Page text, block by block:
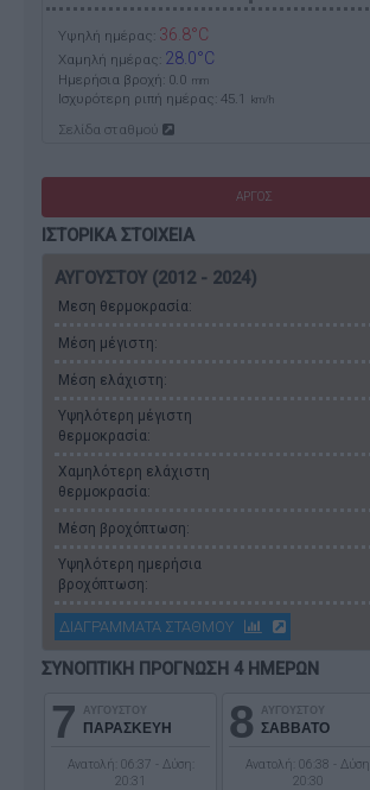
Υψηλή ημέρας: 36.8°C
Χαμηλή ημέρας: 28.0°C
Ημερήσια βροχή: 0.0 mm
Ισχυρότερη ριπή ημέρας: 45.1 km/h
Σελίδα σταθμού
ΑΡΓΟΣ
ΙΣΤΟΡΙΚΑ ΣΤΟΙΧΕΙΑ
ΑΥΓΟΥΣΤΟΥ (2012 - 2024)
Μεση θερμοκρασία:
Μέση μέγιστη:
Μέση ελάχιστη:
Υψηλότερη μέγιστη
θερμοκρασία:
Χαμηλότερη ελάχιστη
θερμοκρασία:
Μέση βροχόπτωση:
Υψηλότερη ημερήσια
βροχόπτωση:
ΔΙΑΓΡΑΜΜΑΤΑ ΣΤΑΘΜΟΥ
ΣΥΝΟΠΤΙΚΗ ΠΡΟΓΝΩΣΗ 4 ΗΜΕΡΩΝ
7 ΑΥΓΟΥΣΤΟΥ
ΠΑΡΑΣΚΕΥΗ
Ανατολή: 06:37 - Δύση:
20:31
8 ΑΥΓΟΥΣΤΟΥ
ΣΑΒΒΑΤΟ
Ανατολή: 06:38 - Δύση:
20:30